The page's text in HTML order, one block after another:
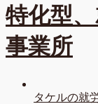
タケルの就